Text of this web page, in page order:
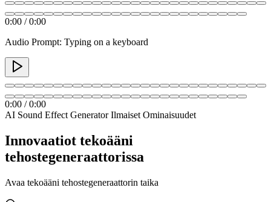
0:00 /0:00
Audio Prompt: Typing on a keyboard
0:00 /0:00
AI Sound Effect Generator Ilmaiset Ominaisuudet
Innovaatiot tekoääni
tehostegeneraattorissa
Avaa tekoääni tehostegeneraattorin taika